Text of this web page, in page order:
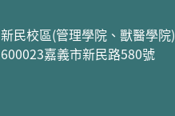
新民校區(管理學院、獸醫學院)
600023嘉義市新民路580號